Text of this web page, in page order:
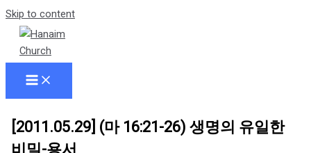
Skip to content
[2011.05.29] (마 16:21-26) 생명의 유일한
비밀-용서